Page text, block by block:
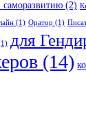
(2)
(1) Оратор (1)
для
(14)